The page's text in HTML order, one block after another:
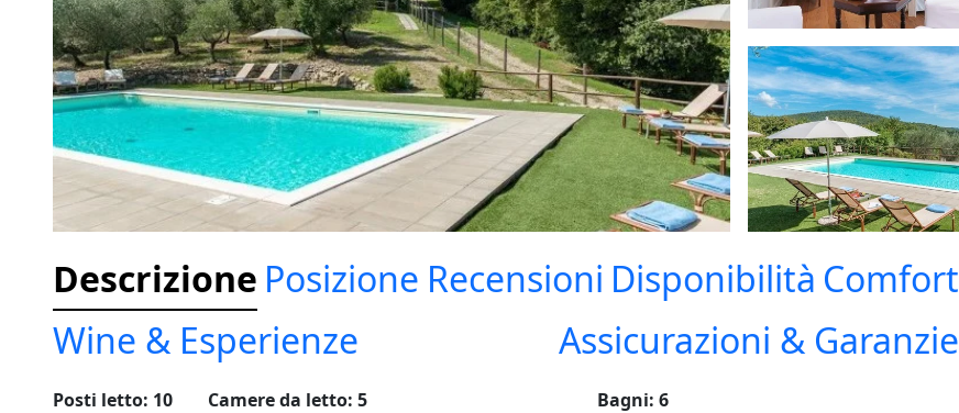
Descrizione Posizione Recensioni Disponibilità Comfort
Wine & Esperienze
Assicurazioni & Garanzie
Posti letto: 10
Camere da letto: 5
Bagni: 6